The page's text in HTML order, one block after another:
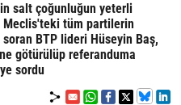
salt çoğunluğun yeterli
Meclis'teki tüm partilerin
BTP lideri Hüseyin Baş,
götürülüp referanduma
sordu